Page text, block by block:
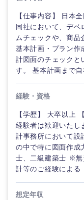
海外
【仕事内容】 日本
同社において、デベ
ムチェックや、商品
基本計画・プラン作
計図面のチェックと
す。 基本計画まで
経験・資格
【学歴】 大卒以上
経験者は歓迎いたし
計事務所において設
の中で特に図面作成
士、二級建築士 ※無
計等のご経験による
想定年収